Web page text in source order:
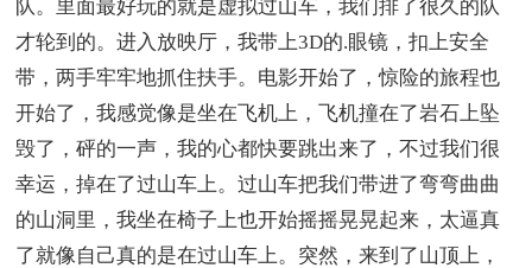
队。里面最好玩的就是虚拟过山车，我们排了很久的队
才轮到的。进入放映厅，我带上3D的.眼镜，扣上安全
带，两手牢牢地抓住扶手。电影开始了，惊险的旅程也
开始了，我感觉像是坐在飞机上，飞机撞在了岩石上坠
毁了，砰的一声，我的心都快要跳出来了，不过我们很
幸运，掉在了过山车上。过山车把我们带进了弯弯曲曲
的山洞里，我坐在椅子上也开始摇摇晃晃起来，太逼真
了就像自己真的是在过山车上。突然，来到了山顶上，